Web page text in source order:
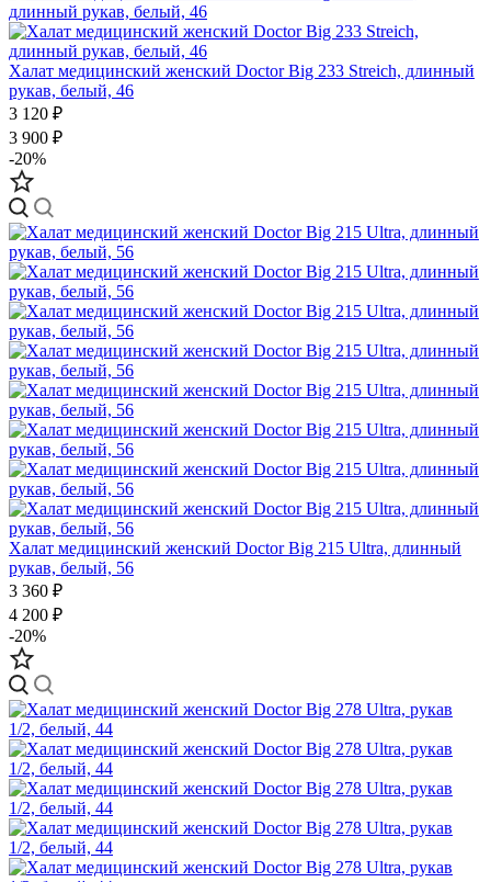
Халат медицинский женский Doctor Big 233 Streich, длинный
рукав, белый, 46
3 120 ₽
3 900 ₽
-20%
Халат медицинский женский Doctor Big 215 Ultra, длинный
рукав, белый, 56
3 360 ₽
4 200 ₽
-20%